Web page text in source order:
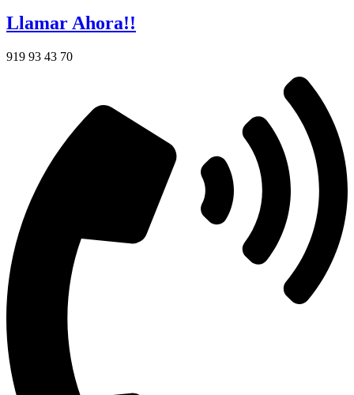
Llamar Ahora!!
919 93 43 70